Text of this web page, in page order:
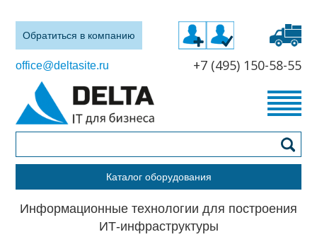
Обратиться в компанию
office@deltasite.ru +7 (495) 150-58-55
Каталог оборудования
Информационные технологии для построения
ИТ-инфраструктуры